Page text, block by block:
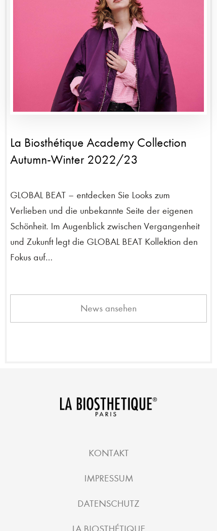
La Biosthétique Academy Collection
Autumn-Winter 2022/23
GLOBAL BEAT – entdecken Sie Looks zum
Verlieben und die unbekannte Seite der eigenen
Schönheit. Im Augenblick zwischen Vergangenheit
und Zukunft legt die GLOBAL BEAT Kollektion den
Fokus auf...
News ansehen
KONTAKT
IMPRESSUM
DATENSCHUTZ